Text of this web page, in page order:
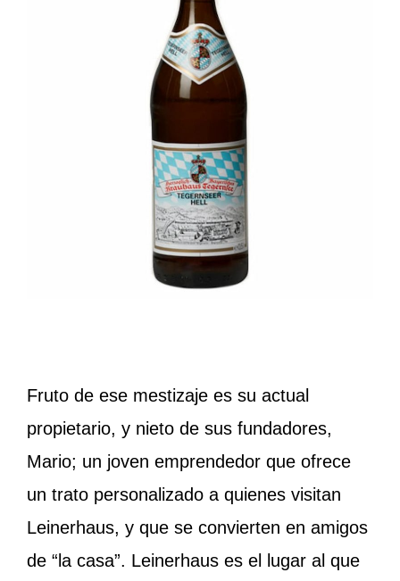
Fruto de ese mestizaje es su actual
propietario, y nieto de sus fundadores,
Mario; un joven emprendedor que ofrece
un trato personalizado a quienes visitan
Leinerhaus, y que se convierten en amigos
de “la casa”. Leinerhaus es el lugar al que